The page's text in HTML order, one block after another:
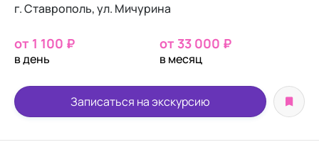
г. Ставрополь, ул. Мичурина
от 1 100 ₽
в день
от 33 000 ₽
в месяц
Записаться на экскурсию